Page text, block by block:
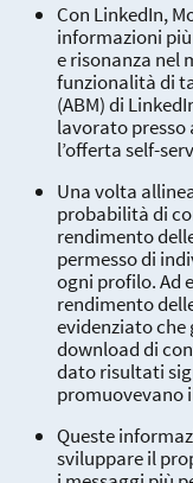
Con LinkedIn,
informazioni
e risonanza nel
funzionalità di
(ABM) di
lavorato presso
l’offerta self-
Una volta
probabilità di
rendimento
permesso di
ogni profilo. Ad
rendimento
evidenziato
download di
dato risultati
promuovevano
Queste
sviluppare il